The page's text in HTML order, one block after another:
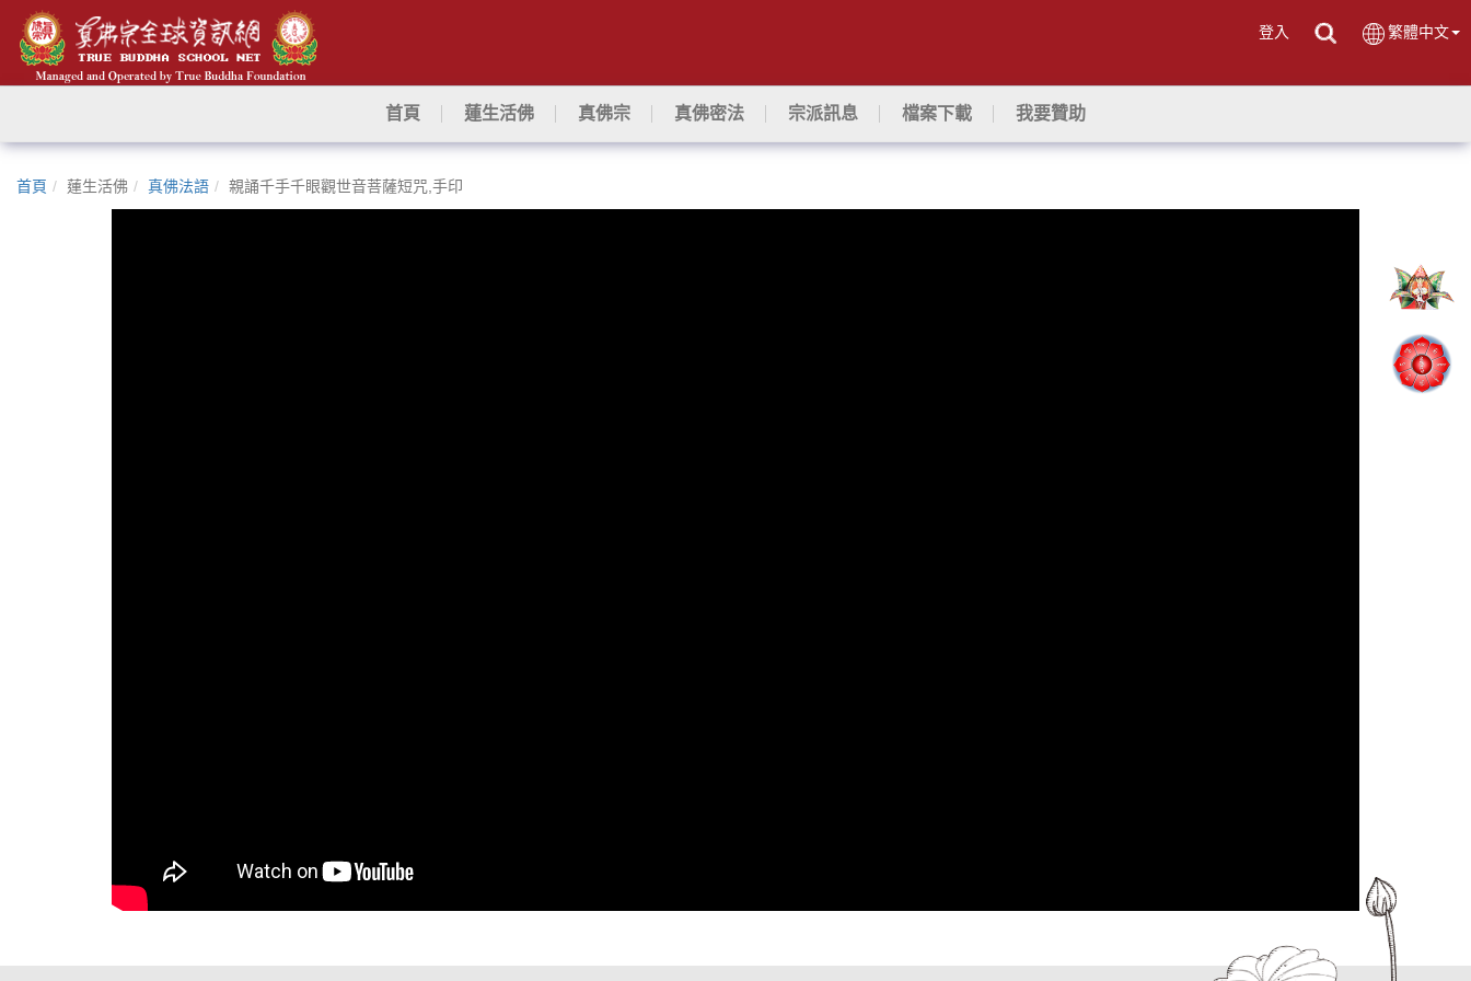
登入 繁體中文
首頁 蓮生活佛 真佛宗 真佛密法 宗派訊息 檔案下載 我要贊助
首頁 蓮生活佛 真佛法語 親誦千手千眼觀世音菩薩短咒,手印